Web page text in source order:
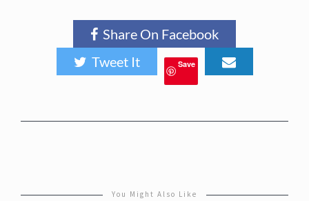
Share On Facebook
Tweet It
Save
You Might Also Like